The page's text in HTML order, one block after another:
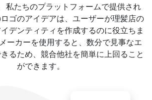
私たちのプラットフォームで提供され
ゴのアイデアは、ユーザーが理髪店の
デンティティを作成するのに役立ちま
ーカーを使用すると、数分で見事なエ
るため、競合他社を簡単に上回ること
ができます。